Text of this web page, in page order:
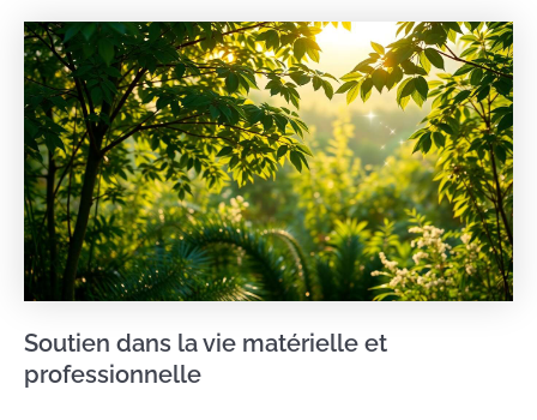
Soutien dans la vie matérielle et
professionnelle